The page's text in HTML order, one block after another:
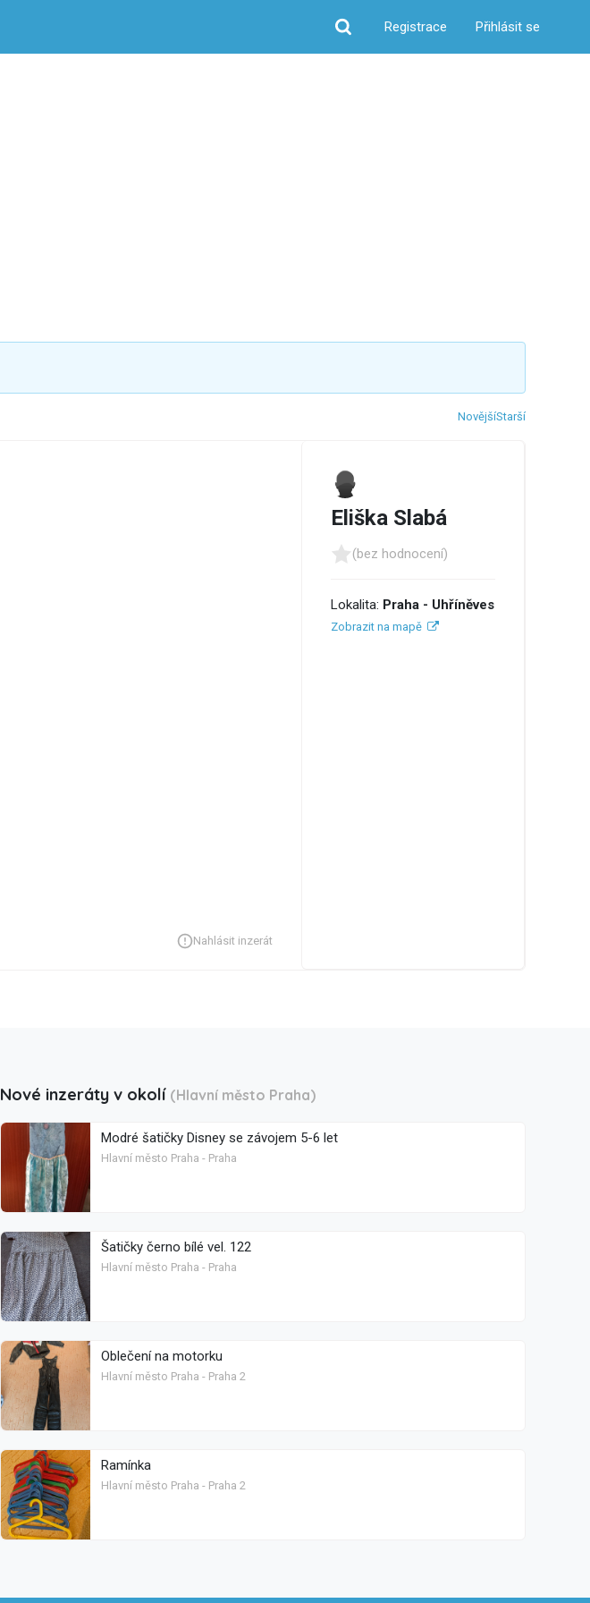
Hledat
Registrace Přihlásit se
NovějšíStarší
Nahlásit inzerát
Eliška Slabá
(bez hodnocení)
Lokalita: Praha - Uhříněves
Zobrazit na mapě
Nové inzeráty v okolí (Hlavní město Praha)
Modré šatičky Disney se závojem 5-6 let
Hlavní město Praha - Praha
Šatičky černo bílé vel. 122
Hlavní město Praha - Praha
Oblečení na motorku
Hlavní město Praha - Praha 2
Ramínka
Hlavní město Praha - Praha 2